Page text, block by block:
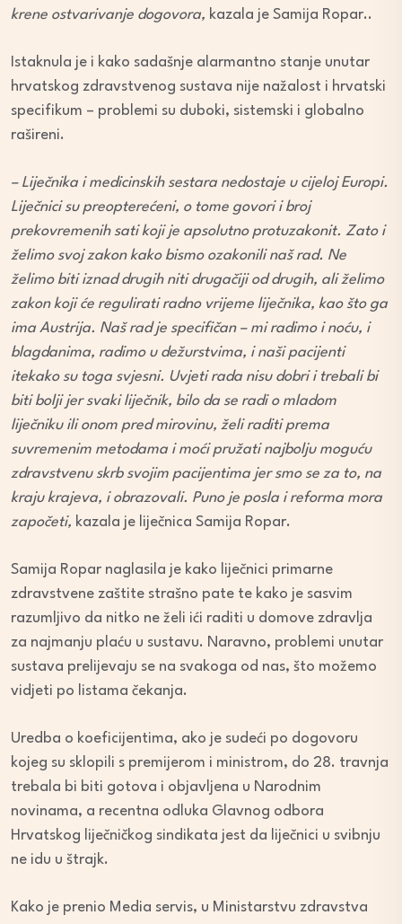
krene ostvarivanje dogovora, kazala je Samija Ropar..
Istaknula je i kako sadašnje alarmantno stanje unutar
hrvatskog zdravstvenog sustava nije nažalost i hrvatski
specifikum – problemi su duboki, sistemski i globalno
rašireni.
– Liječnika i medicinskih sestara nedostaje u cijeloj Europi.
Liječnici su preopterećeni, o tome govori i broj
prekovremenih sati koji je apsolutno protuzakonit. Zato i
želimo svoj zakon kako bismo ozakonili naš rad. Ne
želimo biti iznad drugih niti drugačiji od drugih, ali želimo
zakon koji će regulirati radno vrijeme liječnika, kao što ga
ima Austrija. Naš rad je specifičan – mi radimo i noću, i
blagdanima, radimo u dežurstvima, i naši pacijenti
itekako su toga svjesni. Uvjeti rada nisu dobri i trebali bi
biti bolji jer svaki liječnik, bilo da se radi o mladom
liječniku ili onom pred mirovinu, želi raditi prema
suvremenim metodama i moći pružati najbolju moguću
zdravstvenu skrb svojim pacijentima jer smo se za to, na
kraju krajeva, i obrazovali. Puno je posla i reforma mora
započeti, kazala je liječnica Samija Ropar.
Samija Ropar naglasila je kako liječnici primarne
zdravstvene zaštite strašno pate te kako je sasvim
razumljivo da nitko ne želi ići raditi u domove zdravlja
za najmanju plaću u sustavu. Naravno, problemi unutar
sustava prelijevaju se na svakoga od nas, što možemo
vidjeti po listama čekanja.
Uredba o koeficijentima, ako je sudeći po dogovoru
kojeg su sklopili s premijerom i ministrom, do 28. travnja
trebala bi biti gotova i objavljena u Narodnim
novinama, a recentna odluka Glavnog odbora
Hrvatskog liječničkog sindikata jest da liječnici u svibnju
ne idu u štrajk.
Kako je prenio Media servis, u Ministarstvu zdravstva